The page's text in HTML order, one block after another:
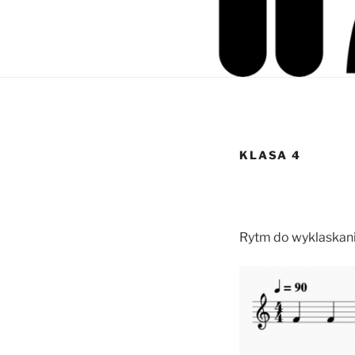
KLASA 4
Rytm do